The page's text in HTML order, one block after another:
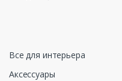
Все для интерьера
Аксессуары